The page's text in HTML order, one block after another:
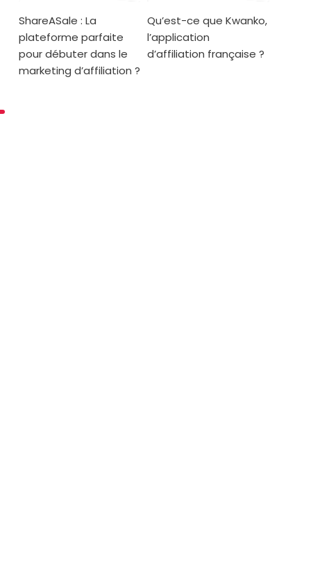
ShareASale : La
plateforme parfaite
pour débuter dans le
marketing d’affiliation ?
Qu’est-ce que Kwanko,
l’application
d’affiliation française ?